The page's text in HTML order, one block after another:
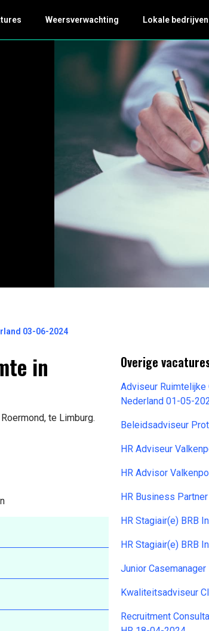
Weersverwachting Lokale
03-06-2024
in
te Limburg.
Overige
Adviseur
Nederland 01-05-
Beleidsadviseur
HR Adviseur
HR Advisor
HR Business
HR Stagiair(e) BRB
HR Stagiair(e) BRB
Junior
Kwaliteitsadviseur
Recruitment